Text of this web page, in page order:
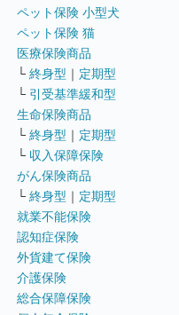
ペット保険 小型犬
ペット保険 猫
医療保険商品
└ 終身型 ｜ 定期型
└ 引受基準緩和型
生命保険商品
└ 終身型 ｜ 定期型
└ 収入保障保険
がん保険商品
└ 終身型 ｜ 定期型
就業不能保険
認知症保険
外貨建て保険
介護保険
総合保障保険